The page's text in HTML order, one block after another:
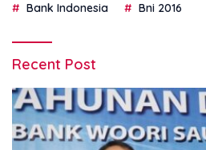
Bank Indonesia Bni 2016
Recent Post